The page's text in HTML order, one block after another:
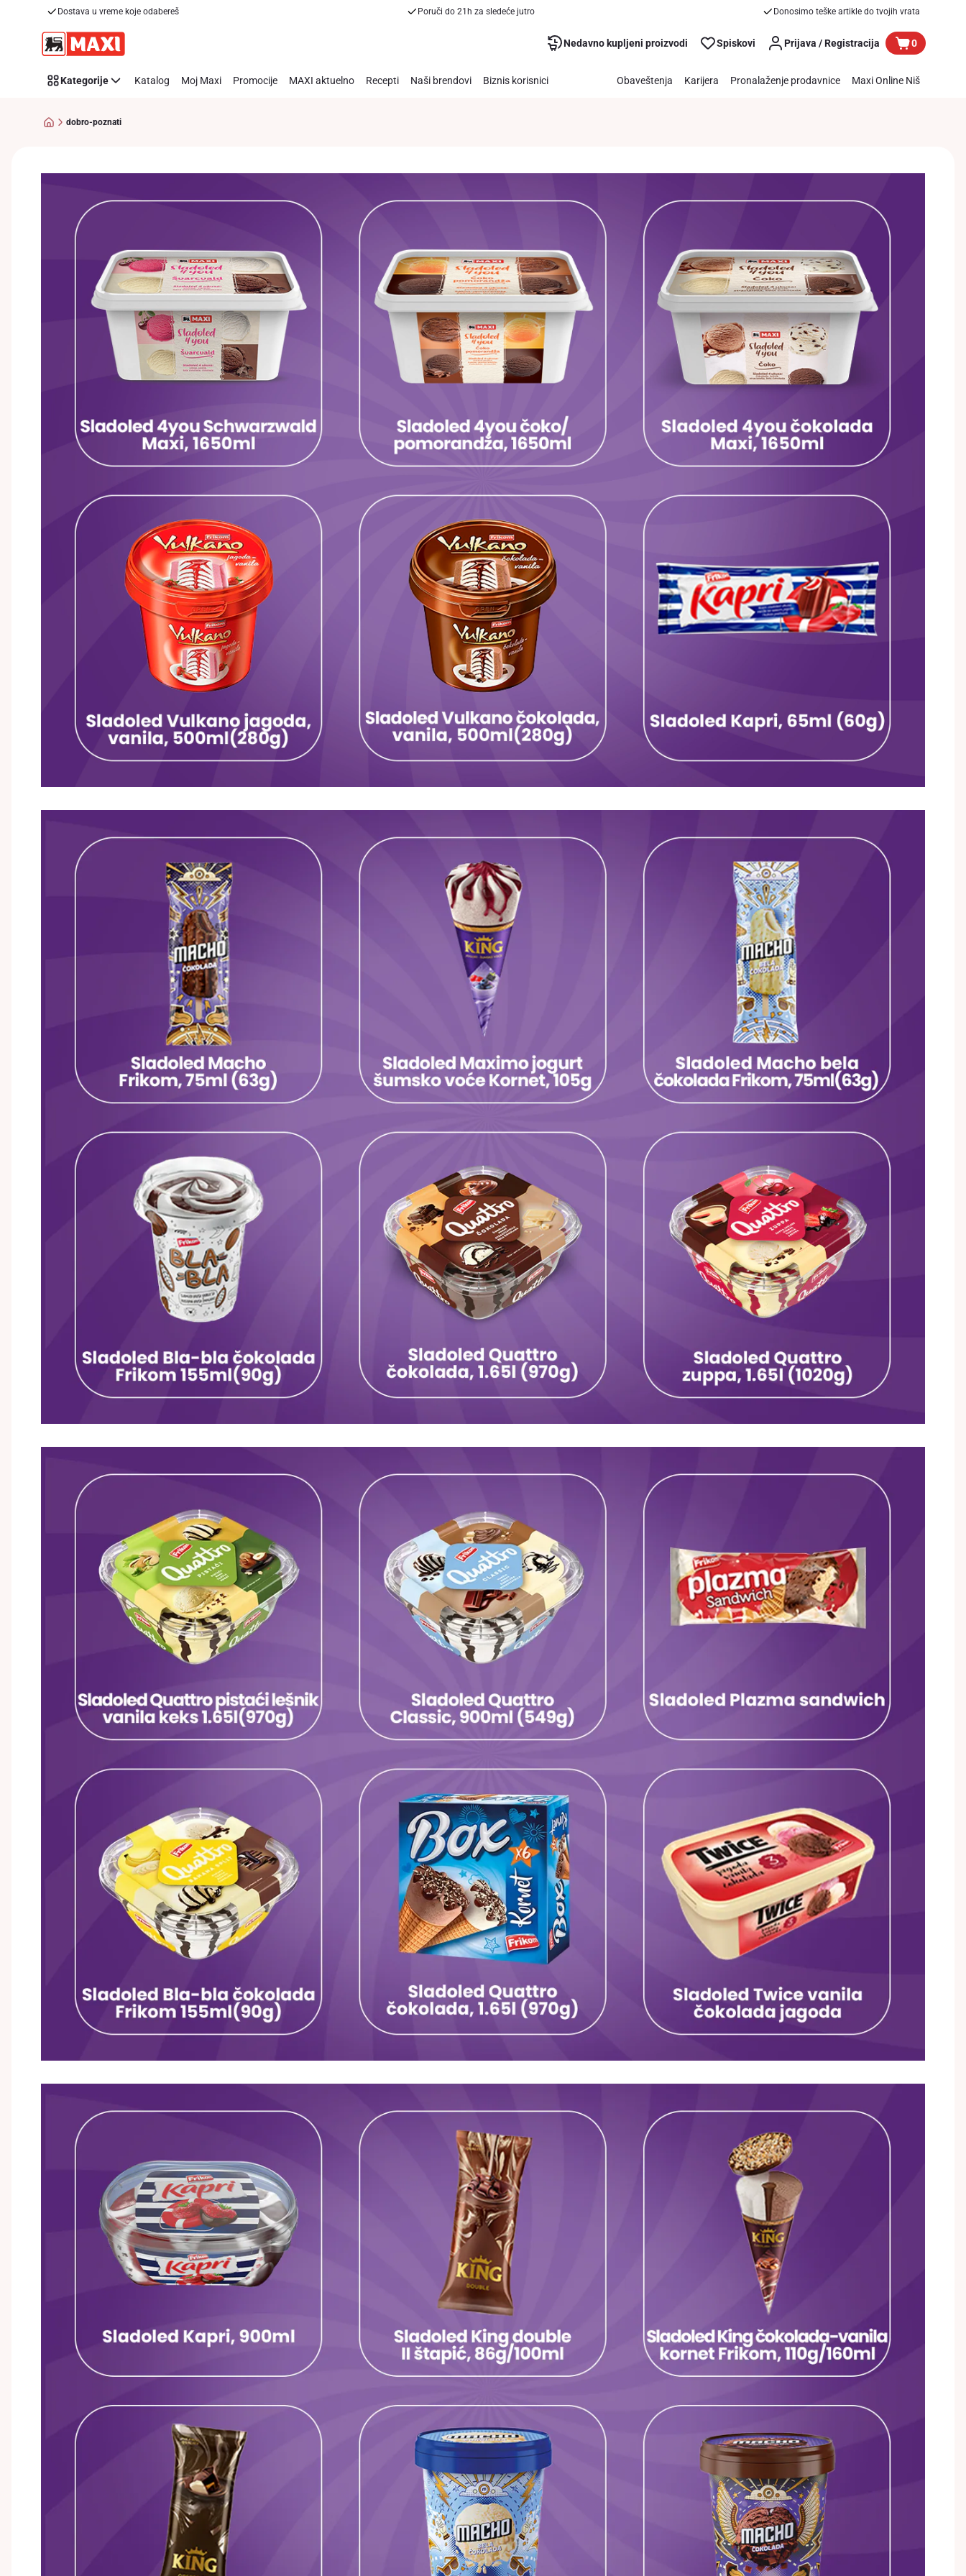
Dostava u vreme koje odabereš Poruči do 21h za sledeće jutro Donosimo teške artikle do tvojih vrata
Nedavno kupljeni proizvodi Spiskovi Prijava / Registracija 0
Kategorije Katalog Moj Maxi Promocije MAXI aktuelno Recepti Naši brendovi Biznis korisnici Obaveštenja Karijera Pronalaženje prodavnice Maxi Online Niš
dobro-poznati